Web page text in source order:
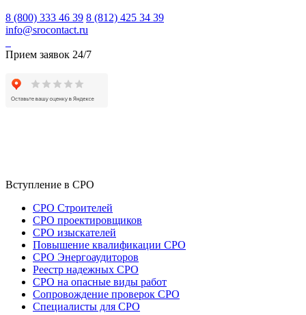
8 (800) 333 46 39 8 (812) 425 34 39
info@srocontact.ru
Прием заявок 24/7
Вступление в СРО
СРО Строителей
СРО проектировщиков
СРО изыскателей
Повышение квалификации СРО
СРО Энергоаудиторов
Реестр надежных СРО
СРО на опасные виды работ
Сопровождение проверок СРО
Специалисты для СРО